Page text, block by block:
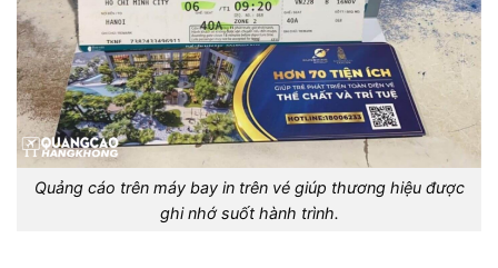
Quảng cáo trên máy bay in trên vé giúp thương hiệu được
ghi nhớ suốt hành trình.